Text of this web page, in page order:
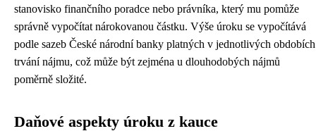
stanovisko finančního poradce nebo právníka, který mu pomůže
správně vypočítat nárokovanou částku. Výše úroku se vypočítává
podle sazeb České národní banky platných v jednotlivých obdobích
trvání nájmu, což může být zejména u dlouhodobých nájmů
poměrně složité.
Daňové aspekty úroku z kauce